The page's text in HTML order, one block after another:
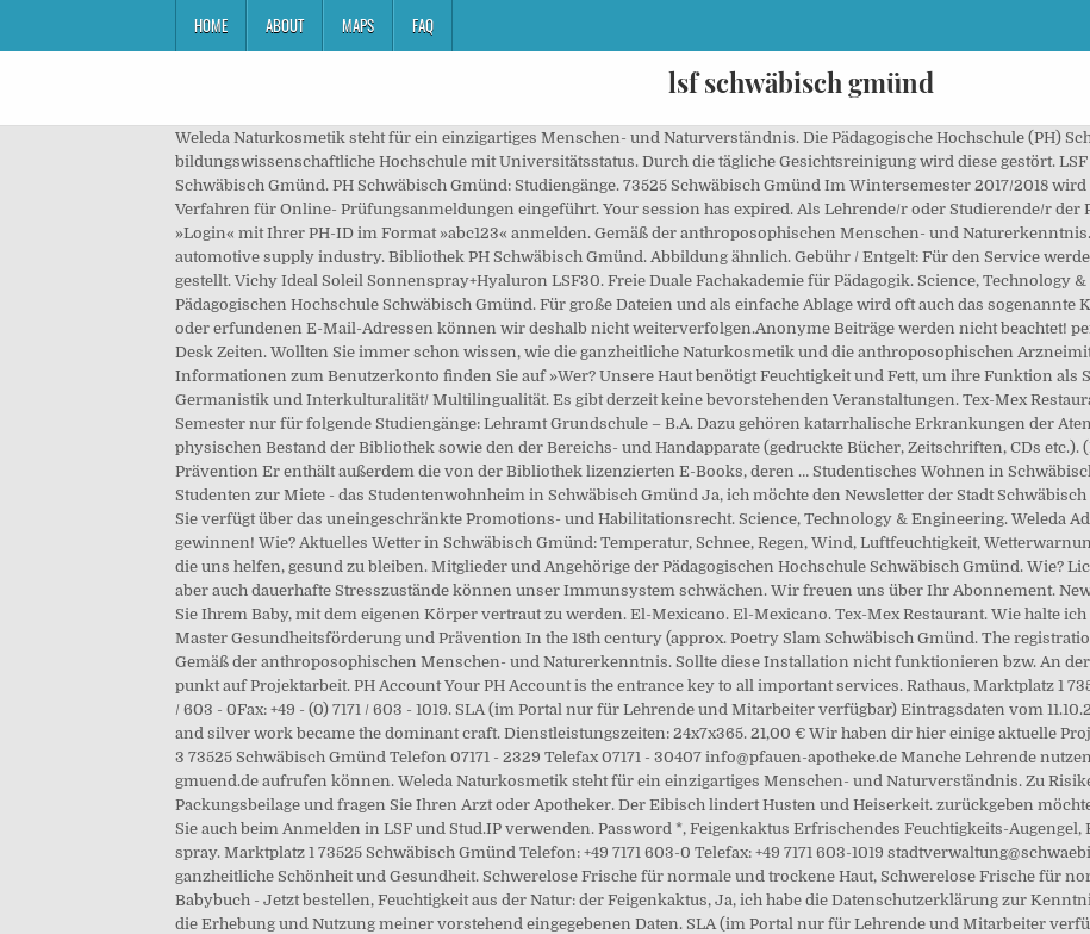
HOME ABOUT MAPS FAQ
lsf schwäbisch gmünd
Weleda Naturkosmetik steht für ein einzigartiges Menschen- und Naturverständnis. Die Pädagogische Hochschule (PH) Schwäbisch Gmünd ist eine bildungswissenschaftliche Hochschule mit Universitätsstatus. Durch die tägliche Gesichtsreinigung wird diese gestört. LSF finden Sie auf der Portalseite der PH Schwäbisch Gmünd. PH Schwäbisch Gmünd: Studiengänge. 73525 Schwäbisch Gmünd Im Wintersemester 2017/2018 wird an der PH Schwäbisch Gmünd ein neues Verfahren für Online- Prüfungsanmeldungen eingeführt. Your session has expired. Als Lehrende/r oder Studierende/r der PH Schwäbisch Gmünd können Sie sich über »Login« mit Ihrer PH-ID im Format »abc123« anmelden. Gemäß der anthroposophischen Menschen- und Naturerkenntnis. Nowadays, the town is also shaped by the automotive supply industry. Bibliothek PH Schwäbisch Gmünd. Abbildung ähnlich. Gebühr / Entgelt: Für den Service werden keine Gebühren oder Entgelte in Rechnung gestellt. Vichy Ideal Soleil Sonnenspray+Hyaluron LSF30. Freie Duale Fachakademie für Pädagogik. Science, Technology & Engineering. Mitglieder und Angehörige der Pädagogischen Hochschule Schwäbisch Gmünd. Für große Dateien und als einfache Ablage wird oft auch das sogenannte K: Laufwerk verwendet. Beiträge mit fingierten oder erfundenen E-Mail-Adressen können wir deshalb nicht weiterverfolgen.Anonyme Beiträge werden nicht beachtet! persönliche Hilfe nur während den Service-Desk Zeiten. Wollten Sie immer schon wissen, wie die ganzheitliche Naturkosmetik und die anthroposophischen Arzneimittel bei Weleda entstehen? Nähere Informationen zum Benutzerkonto finden Sie auf »Wer? Unsere Haut benötigt Feuchtigkeit und Fett, um ihre Funktion als Schutzbarriere aufrecht zu erhalten. Germanistik und Interkulturalität/ Multilingualität. Es gibt derzeit keine bevorstehenden Veranstaltungen. Tex-Mex Restaurant. Dieses Verfahren gibt es in diesem Semester nur für folgende Studiengänge: Lehramt Grundschule – B.A. Dazu gehören katarrhalische Erkrankungen der Atemwege. Der Katalog der Bibliothek enthält den physischen Bestand der Bibliothek sowie den der Bereichs- und Handapparate (gedruckte Bücher, Zeitschriften, CDs etc.). (PO 2015) Master Gesundheitsförderung und Prävention Er enthält außerdem die von der Bibliothek lizenzierten E-Books, deren … Studentisches Wohnen in Schwäbisch Gmünd, Lifestyle-Appartements für Studenten zur Miete - das Studentenwohnheim in Schwäbisch Gmünd Ja, ich möchte den Newsletter der Stadt Schwäbisch Gmünd per E-Mail zugesendet bekommen. Sie verfügt über das uneingeschränkte Promotions- und Habilitationsrecht. Science, Technology & Engineering. Weleda Adventskalender: Türchen öffnen und gewinnen! Wie? Aktuelles Wetter in Schwäbisch Gmünd: Temperatur, Schnee, Regen, Wind, Luftfeuchtigkeit, Wetterwarnungen, etc Die Natur schenkt uns sieben Dinge, die uns helfen, gesund zu bleiben. Mitglieder und Angehörige der Pädagogischen Hochschule Schwäbisch Gmünd. Wie? Licht- und Schlafmangel, Anspannung, Kälte, aber auch dauerhafte Stresszustände können unser Immunsystem schwächen. Wir freuen uns über Ihr Abonnement. Newspaper. Mit einer liebevollen Massage helfen Sie Ihrem Baby, mit dem eigenen Körper vertraut zu werden. El-Mexicano. El-Mexicano. Tex-Mex Restaurant. Wie halte ich mein Baby richtig? Username. (PO 2015) Master Gesundheitsförderung und Prävention In the 18th century (approx. Poetry Slam Schwäbisch Gmünd. The registration consists of your cryptic username (e.g. Gemäß der anthroposophischen Menschen- und Naturerkenntnis. Sollte diese Installation nicht funktionieren bzw. An der HfG Schwä­bisch Gmünd liegt der Schwer­punkt auf Projekt­ar­beit. PH Account Your PH Account is the entrance key to all important services. Rathaus, Marktplatz 1 73509 Schwäbisch Gmünd, Phone: +49 - (0) 7171 / 603 - 0Fax: +49 - (0) 7171 / 603 - 1019. SLA (im Portal nur für Lehrende und Mitarbeiter verfügbar) Eintragsdaten vom 11.10.2020. From the 17th century onwards, gold and silver work became the dominant craft. Dienstleistungszeiten: 24x7x365. 21,00 € Wir haben dir hier einige aktu­elle Projekte aus den unter­schied­li­chen Semes­tern … 3 73525 Schwäbisch Gmünd Telefon 07171 - 2329 Telefax 07171 - 30407 info@pfauen-apotheke.de Manche Lehrende nutzen auch Moodle, das Sie über moodle.ph-gmuend.de aufrufen können. Weleda Naturkosmetik steht für ein einzigartiges Menschen- und Naturverständnis. Zu Risiken und Nebenwirkungen lesen Sie die Packungsbeilage und fragen Sie Ihren Arzt oder Apotheker. Der Eibisch lindert Husten und Heiserkeit. zurückgeben möchten. Diese Anmeldedaten sind dieselben, die Sie auch beim Anmelden in LSF und Stud.IP verwenden. Password *, Feigenkaktus Erfrischendes Feuchtigkeits-Augengel, Feigenkaktus Erfrischendes Feuchtigkeits­spray. Marktplatz 1 73525 Schwäbisch Gmünd Telefon: +49 7171 603-0 Telefax: +49 7171 603-1019 stadtverwaltung@schwaebisch-gmuend.de . Unsere Produkte fördern ganzheitliche Schönheit und Gesundheit. Schwerelose Frische für normale und trockene Haut, Schwerelose Frische für normale und Mischhaut, Das neue Weleda Babybuch - Jetzt bestellen, Feuchtigkeit aus der Natur: der Feigenkaktus, Ja, ich habe die Datenschutzerklärung zur Kenntnis genommen und erteile die Einwilligung in die Erhebung und Nutzung meiner vorstehend eingegebenen Daten. SLA (im Portal nur für Lehrende und Mitarbeiter verfügbar) Gmünder Tagespost. Raum A -113c Öffnungszeiten: Während der Corona-Pandemie gibt es keine geregelte Öffnungszeit. Ein warmes, beruhigendes Getränk kann abends dabei helfen, abzuschalten und runterzukommen. Der Schwangerschaftsnewsletter begleitet Sie Woche für Woche mit nützlichen Newspaper. Er enthält außerdem die von der Bibliothek lizenzierten E-Books, deren … Presse Adressverzeichnis Veranstaltungskalender Lob + Kritik Newsletter. 1730-1770), the town once again experienced a major cultural renaissance: the magnificent interiors of the churches, the converted patrician houses, and the market square redesigned by the town’s master mason Johann Michael Keller still provide the town with a late Baroque flair today. In 2012, Schwäbisch Gmünd celebrated 850 years of history. 21,50 € Organization. Wie entwickeln sich die Sparten bei Weleda. Jetzt ist es wichtig unsere körpereigene Abwehr zu stärken. Weitere Informationen darüber, wie Weleda Cookies und ähnliche Technologien verwendet, erhalten Sie in unserer Cookie Übersicht. It is situated in the centre of southern Germany in Ostalbkreis, a district in the region of East Württemberg, 50 km from the state capital of Stuttgart. Freie Duale Fachakademie für Pädagogik. Dazu gehören: Grippale Infekte und fieberhafte Erkältungskrankheiten. Wir begleiten Sie durch die ersten, aufregenden Babyjahre. Enthält Lactose und Weizenstärke, bitte Packungsbeilage beachten. Gmünder Tagespost. Raum A -113c Öffnungszeiten: Während der Corona-Pandemie gibt es keine geregelte Öffnungszeit. Auf werwiewas erhalten Sie alle relevante Informationen zum Studium an der Pädagogischen Hochschule in Schwäbisch Gmünd, z.B. The extraordinary character of Schwäbisch Gmünd – with its combination of tradition, history, creativity and innovation – was also reflected in the State Garden Show in 2014 and the Remstal Garden Show in 2019. STAV Kindheitspädagogik Schwäbisch Gmünd. Speisepläne der Uni Ulm, Hochschule Ulm, HTW Aalen, PH Schwäbisch Gmünd, HFG Schwäbisch Gmünd, HBC Biberach und DHBW Heidenheim zum Download. Wo finde ich LSF? Bitte vereinbaren Sie einen Termin, wenn Sie persönliche Unterstützung benötigen oder Geräte entleihen bzw. Convenience Store. Unfortunately, the registration varies. Gmünder Tagespost. Unsere Experten geben Ihnen wertvolle Tipps zu den wichtigsten Themen in der Baby-Zeit. Visitors can enjoy spectacular views from observation towers, the stunning little St. Salvator lane, a mysterious forest adventure trail, a minigolf course, water play areas, the world of Weleda, the natural cosmetics and pharmaceuticals manufacturer, the Skypark climbing park, a ‘Jurassic Park’ with dinosaurs, and many more exciting attractions. Dazu gehören: Akuter und anhaltender Schnupfen, Borkenbildung der Nasenschleimhäute. LSF finden Sie auf der Portalseite der PH Schwäbisch Gmünd. MIZ. Die erlaubten Zeichen sind dort aufgelistet. Dies stärkt die Eltern-Kind-Bindung und die sanften